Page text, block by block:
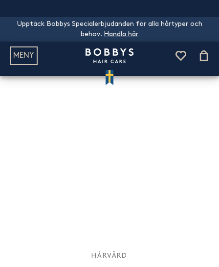
Upptäck Bobbys Specialerbjudanden för alla hårtyper och
behov. Handla här
MENY
HÅRVÅRD